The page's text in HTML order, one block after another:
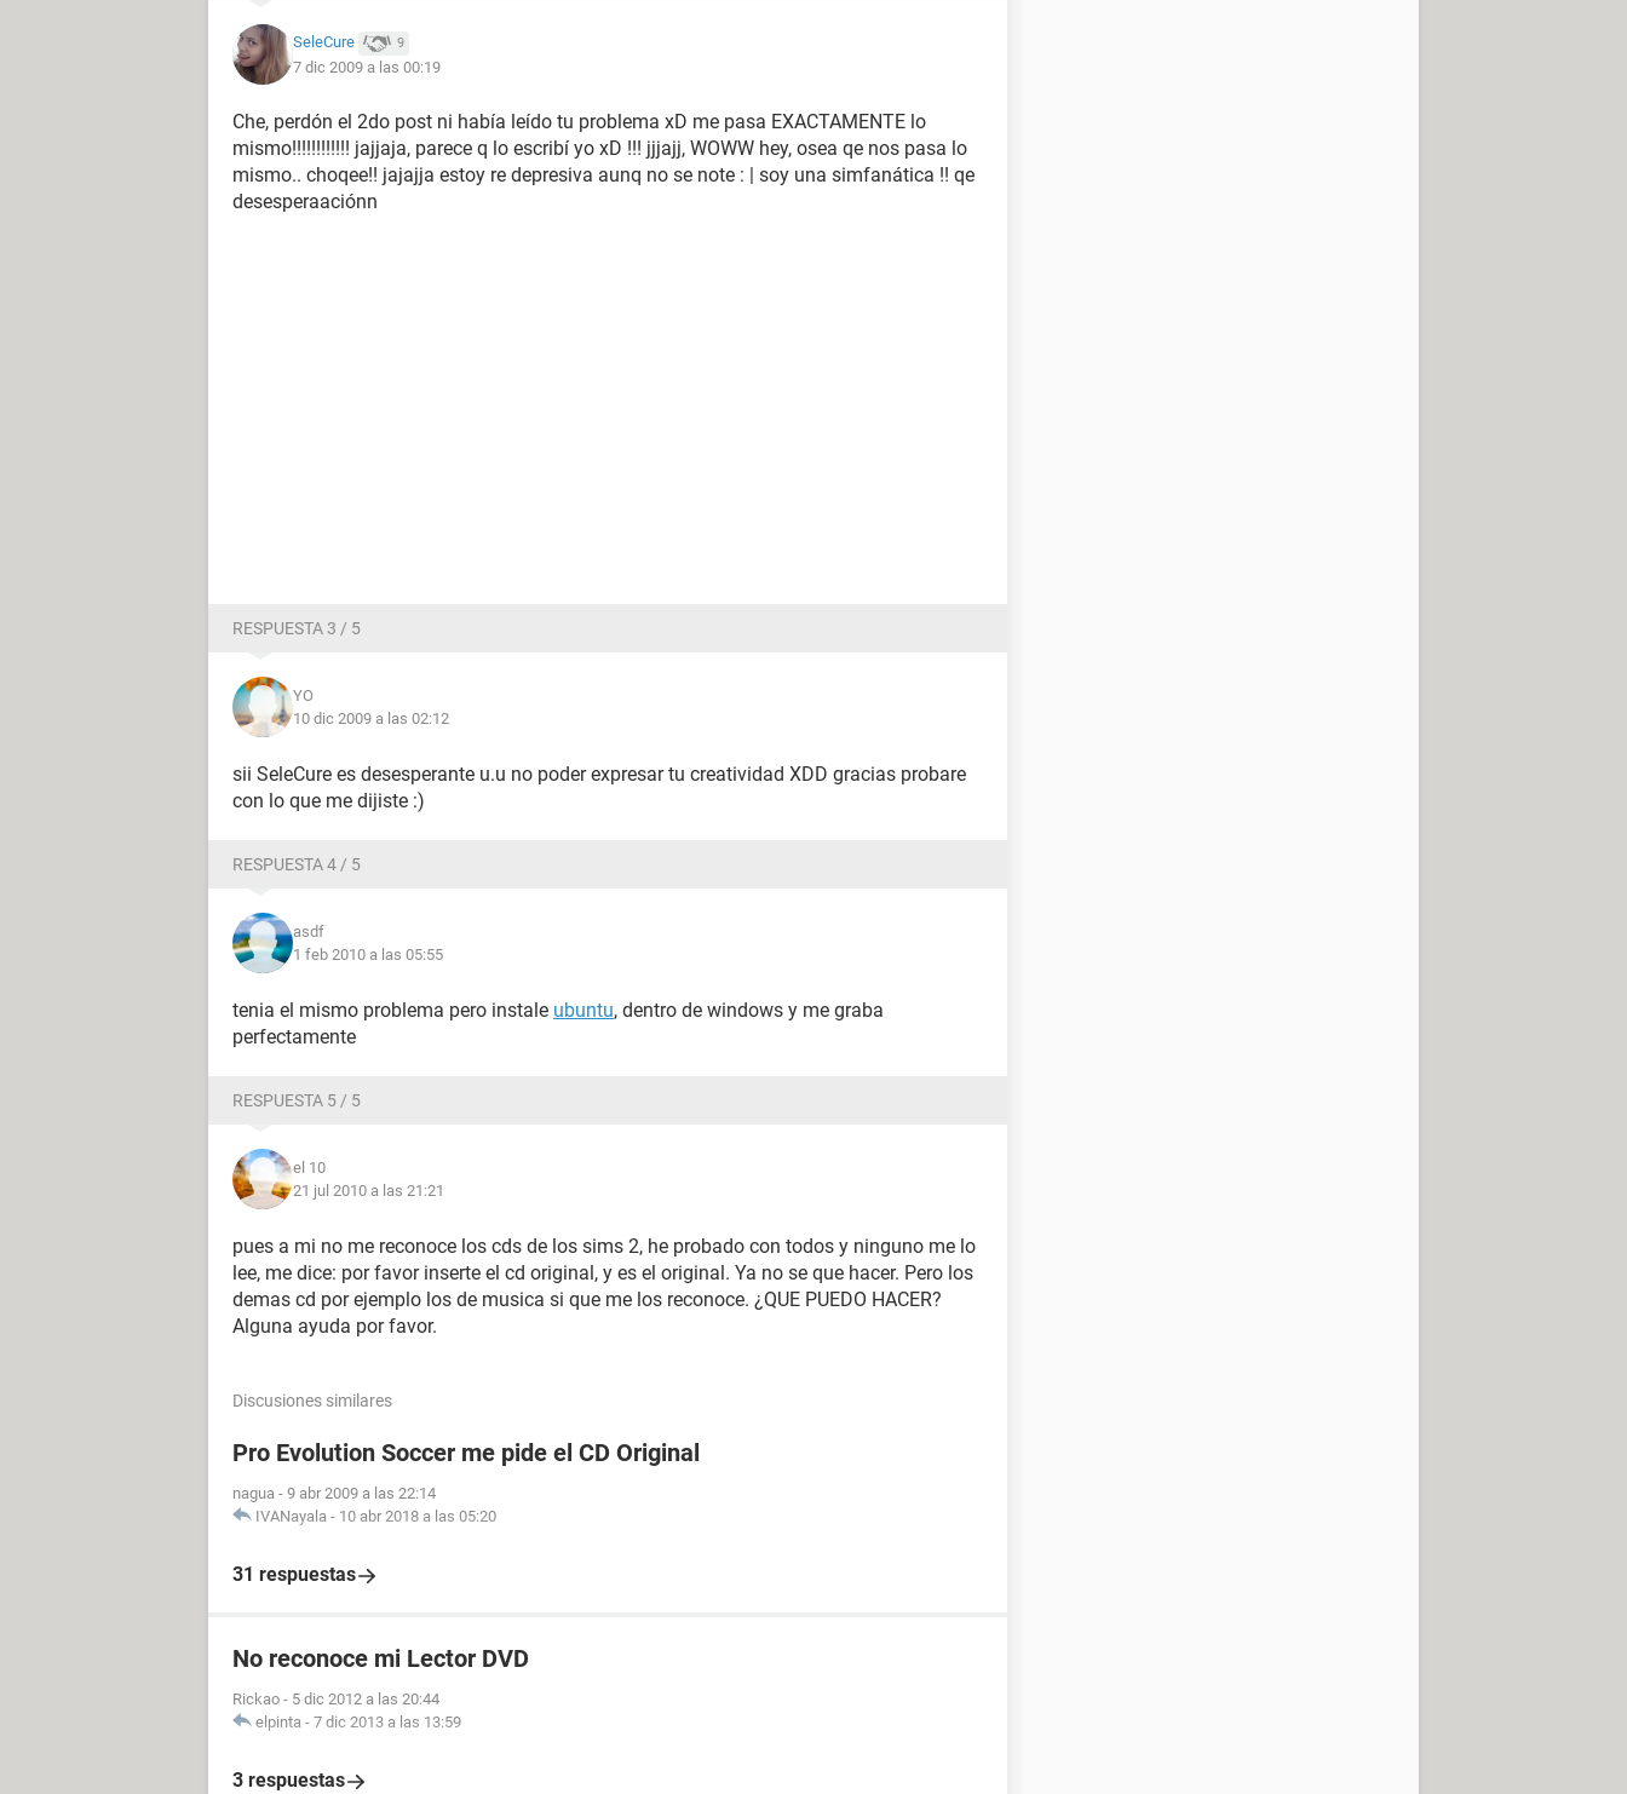
SeleCure 9
7 dic 2009 a las 00:19
Che, perdón el 2do post ni había leído tu problema xD me pasa EXACTAMENTE lo
mismo!!!!!!!!!!!! jajjaja, parece q lo escribí yo xD !!! jjjajj, WOWW hey, osea qe nos pasa lo
mismo.. choqee!! jajajja estoy re depresiva aunq no se note : | soy una simfanática !! qe
desesperaaciónn
RESPUESTA 3 / 5
YO
10 dic 2009 a las 02:12
sii SeleCure es desesperante u.u no poder expresar tu creatividad XDD gracias probare
con lo que me dijiste :)
RESPUESTA 4 / 5
asdf
1 feb 2010 a las 05:55
tenia el mismo problema pero instale ubuntu, dentro de windows y me graba
perfectamente
RESPUESTA 5 / 5
el 10
21 jul 2010 a las 21:21
pues a mi no me reconoce los cds de los sims 2, he probado con todos y ninguno me lo
lee, me dice: por favor inserte el cd original, y es el original. Ya no se que hacer. Pero los
demas cd por ejemplo los de musica si que me los reconoce. ¿QUE PUEDO HACER?
Alguna ayuda por favor.
Discusiones similares
Pro Evolution Soccer me pide el CD Original
nagua - 9 abr 2009 a las 22:14
IVANayala - 10 abr 2018 a las 05:20
31 respuestas
No reconoce mi Lector DVD
Rickao - 5 dic 2012 a las 20:44
elpinta - 7 dic 2013 a las 13:59
3 respuestas